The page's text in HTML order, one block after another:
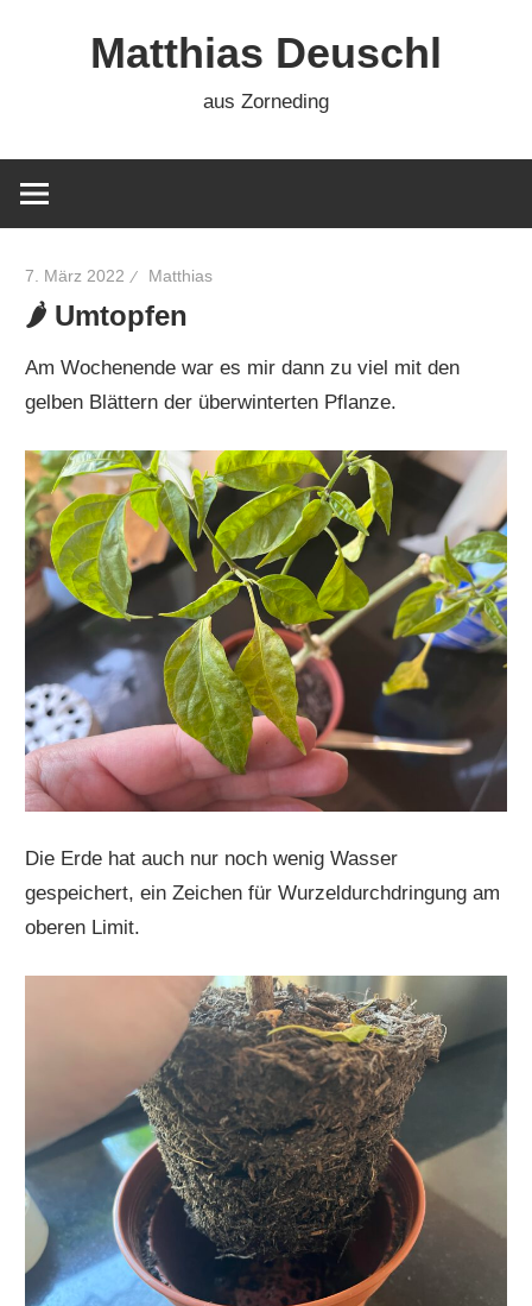
Matthias Deuschl
aus Zorneding
7. März 2022 Matthias
🌶 Umtopfen
Am Wochenende war es mir dann zu viel mit den
gelben Blättern der überwinterten Pflanze.
Die Erde hat auch nur noch wenig Wasser
gespeichert, ein Zeichen für Wurzeldurchdringung am
oberen Limit.